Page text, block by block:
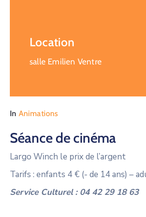
Location
salle Emilien Ventre
In Animations
Séance de cinéma
Largo Winch le prix de l’argent
Tarifs : enfants 4 € (- de 14 ans) –
Service Culturel : 04 42 29 18 63